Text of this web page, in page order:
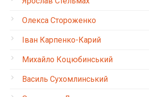
Олекса Стороженко
Іван Карпенко-Карий
Михайло Коцюбинський
Василь Сухомлинський